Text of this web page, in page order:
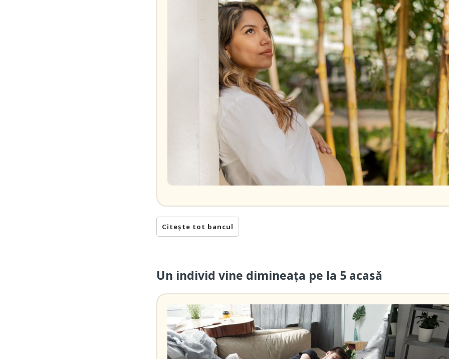
Citește tot bancul
Un individ vine dimineaţa pe la 5 acasă